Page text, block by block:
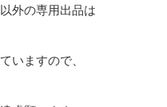
外の専用出品は
ますので、